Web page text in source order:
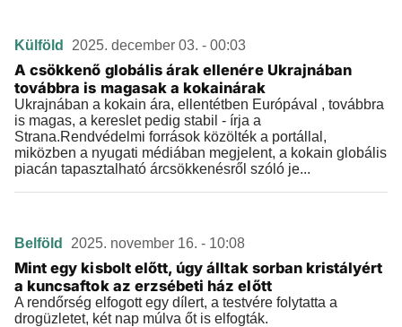
Külföld 2025. december 03. - 00:03
A csökkenő globális árak ellenére Ukrajnában
továbbra is magasak a kokainárak
Ukrajnában a kokain ára, ellentétben Európával , továbbra
is magas, a kereslet pedig stabil - írja a
Strana.Rendvédelmi források közölték a portállal,
miközben a nyugati médiában megjelent, a kokain globális
piacán tapasztalható árcsökkenésről szóló je...
Belföld 2025. november 16. - 10:08
Mint egy kisbolt előtt, úgy álltak sorban kristályért
a kuncsaftok az erzsébeti ház előtt
A rendőrség elfogott egy dílert, a testvére folytatta a
drogüzletet, két nap múlva őt is elfogták.